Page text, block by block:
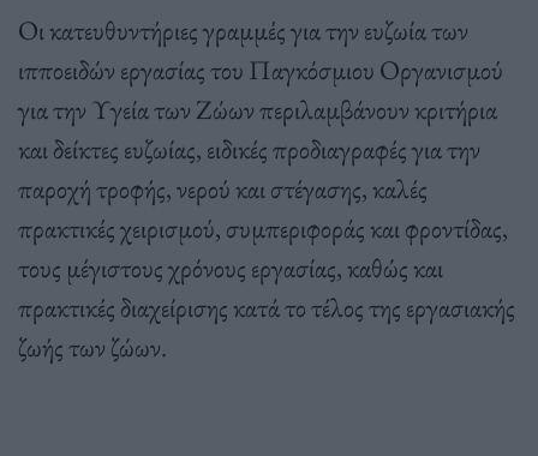
Οι κατευθυντήριες γραµµές για την ευζωία των
ιπποειδών εργασίας του Παγκόσµιου Οργανισµού
για την Υγεία των Ζώων περιλαµβάνουν κριτήρια
και δείκτες ευζωίας, ειδικές προδιαγραφές για την
παροχή τροφής, νερού και στέγασης, καλές
πρακτικές χειρισµού, συµπεριφοράς και φροντίδας,
τους µέγιστους χρόνους εργασίας, καθώς και
πρακτικές διαχείρισης κατά το τέλος της εργασιακής
ζωής των ζώων.